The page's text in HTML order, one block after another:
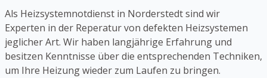
Als Heizsystemnotdienst in Norderstedt sind wir
Experten in der Reperatur von defekten Heizsystemen
jeglicher Art. Wir haben langjährige Erfahrung und
besitzen Kenntnisse über die entsprechenden Techniken,
um Ihre Heizung wieder zum Laufen zu bringen.